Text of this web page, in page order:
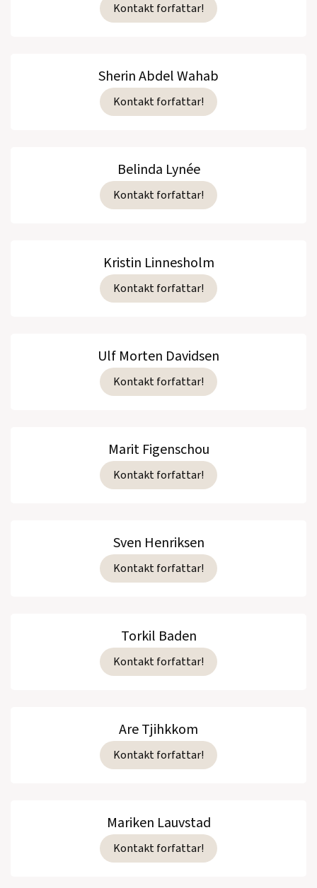
Kontakt forfattar!
Sherin Abdel Wahab
Kontakt forfattar!
Belinda Lynée
Kontakt forfattar!
Kristin Linnesholm
Kontakt forfattar!
Ulf Morten Davidsen
Kontakt forfattar!
Marit Figenschou
Kontakt forfattar!
Sven Henriksen
Kontakt forfattar!
Torkil Baden
Kontakt forfattar!
Are Tjihkkom
Kontakt forfattar!
Mariken Lauvstad
Kontakt forfattar!